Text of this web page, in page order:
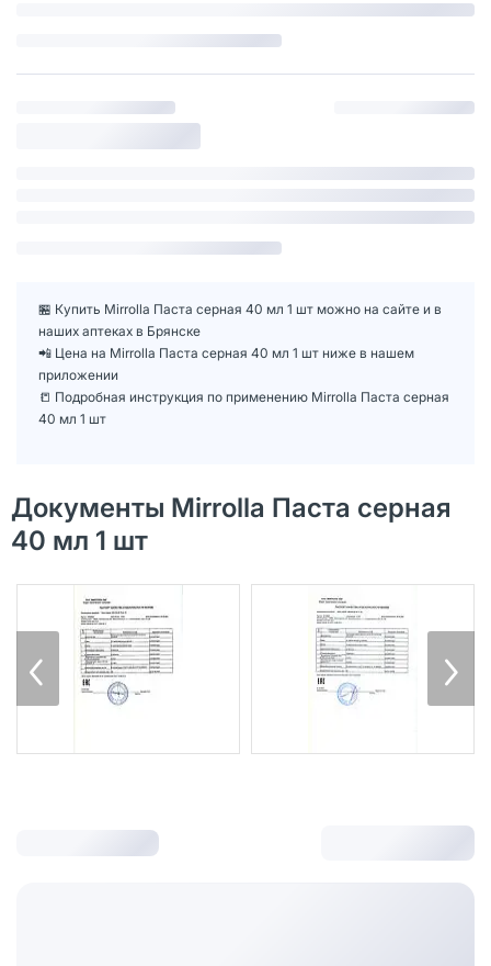
🏪 Купить Mirrolla Паста серная 40 мл 1 шт можно на сайте и в
наших аптеках в Брянске
📲 Цена на Mirrolla Паста серная 40 мл 1 шт ниже в нашем
приложении
📒 Подробная инструкция по применению Mirrolla Паста серная
40 мл 1 шт
Документы Mirrolla Паста серная
40 мл 1 шт